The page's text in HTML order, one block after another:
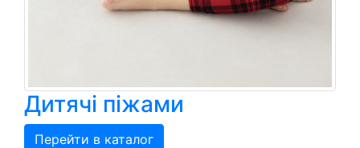
Дитячі піжами
Перейти в каталог